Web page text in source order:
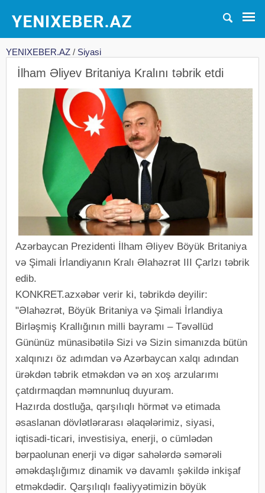
YENIXEBER.AZ / Siyasi
İlham Əliyev Britaniya Kralını təbrik etdi
Azərbaycan Prezidenti İlham Əliyev Böyük Britaniya
və Şimali İrlandiyanın Kralı Əlahəzrət III Çarlzı təbrik
edib.
KONKRET.azxəbər verir ki, təbrikdə deyilir:
"Əlahəzrət, Böyük Britaniya və Şimali İrlandiya
Birləşmiş Krallığının milli bayramı – Təvəllüd
Gününüz münasibətilə Sizi və Sizin simanızda bütün
xalqınızı öz adımdan və Azərbaycan xalqı adından
ürəkdən təbrik etməkdən və ən xoş arzularımı
çatdırmaqdan məmnunluq duyuram.
Hazırda dostluğa, qarşılıqlı hörmət və etimada
əsaslanan dövlətlərarası əlaqələrimiz, siyasi,
iqtisadi-ticari, investisiya, enerji, o cümlədən
bərpaolunan enerji və digər sahələrdə səmərəli
əməkdaşlığımız dinamik və davamlı şəkildə inkişaf
etməkdədir. Qarşılıqlı fəaliyyətimizin böyük